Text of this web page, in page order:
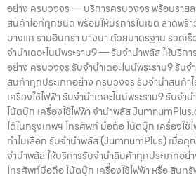
รับจำนำ ของสะสม / ของมีค่าอื่น ๆ บริการแต่ละประเ
สภาพสินค้า รุ่น ยี่ห้อ อายุการใช้งาน เราให้ราคาสูง
ความปลอดภัย และการดูแล ระบบกล้องวงจรปิด
/ ตู้นิรภัย พนักงานผ่านการฝึกอบรม ประกันความเ
บันทึกข้อมูลลูกค้าเป็นความลับ คำแนะนำสำหรับผู้ใช้
เอกสารสัญญาอย่างดี อย่าเสียบแบตเตอรี่นานนับเ
กำหนด ติดต่อเราได้ทันทีหากมีปัญหา ลิงก์ที่เกี่ยวข้อง
จำนำราชเทวี
ประเภทอย่างครบวงจร — ไม่ว่าจะเป็น โทรศัพท์มือถือ
ไฟฟ้า หรือ สินทรัพย์มีค่าอื่น ๆ — พร้อมประเมินราคา
ราคาสูง และจ่ายเงินสดรวดเร็วภายในไม่กี่นาที เรามี
ที่ โปร่งใส ปลอดภัย เชื่อถือได้ การดูแลสินค้าทุกชิ้น
มีระบบรักษาความปลอดภัยครบครัน ทีมงานเชี่ยวช
อย่างมืออาชีพ คุณได้รับเงินจริงทันที ไม่ต้องรอนาน
ออกแบบมาเพื่อตอบโจทย์ลูกค้าที่ต้องการเงินด่วนโ
เราเข้าใจความรู้สึกของลูกค้า เรารักษาความลับ แล
ความอ่อนโยน สุจริต และไว้วางใจได้ พื้นที่บริการขอ
ครอบคลุมกลุ่มลูกค้าในหลายเขตกรุงเทพฯ เรามีจุด
สำคัญดังนี้: เขต ลาดพร้าว เขต แจ้งวัฒนะ เขต สีลม เ
อย่าง ครบวงจร — บริการครบวงจร พร้อมรายล
สินค้าไอทีทุกชนิด พร้อมให้บริการในเขต ลาดพร้
บางแค รามอินทรา บางนา ด้วยมาตรฐาน รวดเ
จำนำเดอะไนน์พระราม9 — รับจำนำพลัส ให้บริก
อย่าง ครบวงจร รับจำนำเดอะไนน์พระราม9 รับ
สินค้าทุกประเภทอย่าง ครบวงจร รับจำนำสินค้
เครื่องใช้ไฟฟ้า รับจำนำเดอะไนน์พระราม9 รับจ
โน้ตบุ๊ก เครื่องใช้ไฟฟ้า จำนำพลัส
ได้ในกรุงเทพฯ โทรศัพท์ มือถือ โน้ตบุ๊ก เครื่องใ
ทำไมเลือก รับจำนำพลัส (JumnumPlus) เมื่อคุ
จำนำพลัส ให้บริการรับจำนำสินค้าทุกประเภทอย่
โทรศัพท์มือถือ โน้ตบุ๊ก เครื่องใช้ไฟฟ้า หรือ สิน